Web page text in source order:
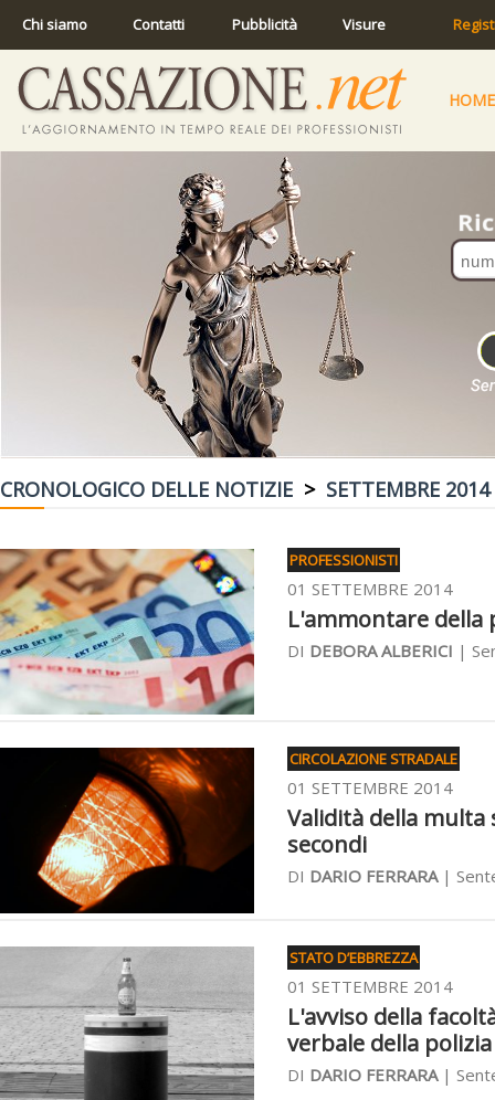
Chi siamo Contatti Pubblicità Visure
HOME
CRONOLOGICO DELLE NOTIZIE > SETTEMBRE 2014
PROFESSIONISTI
01 SETTEMBRE 2014
L'ammontare della
DI DEBORA ALBERICI |
CIRCOLAZIONE STRADALE
01 SETTEMBRE 2014
Validità della
secondi
DI DARIO FERRARA|
STATO D’EBBREZZA
01 SETTEMBRE 2014
L'avviso della
verbale della polizia
DI DARIO FERRARA|